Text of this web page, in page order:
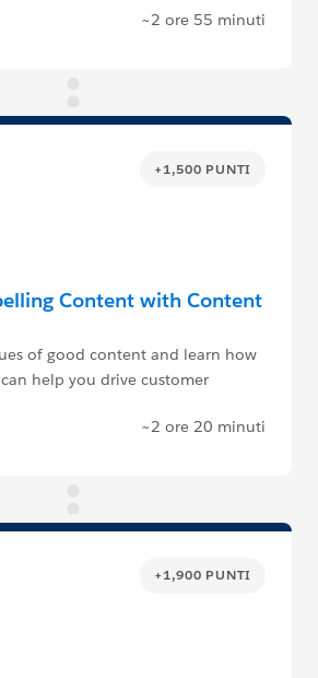
a Trailmix ~2 ore 55 minuti
+1,500 PUNTI
Content with Content
of good content and learn how
help you drive customer
a Trailmix ~2 ore 20 minuti
+1,900 PUNTI